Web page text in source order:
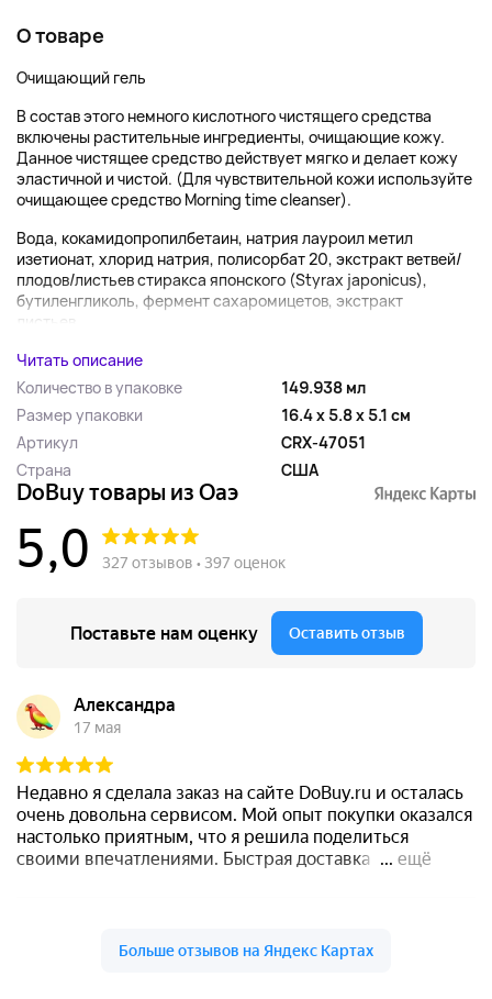
О товаре
Очищающий гель
В состав этого немного кислотного чистящего средства
включены растительные ингредиенты, очищающие кожу.
Данное чистящее средство действует мягко и делает кожу
эластичной и чистой. (Для чувствительной кожи используйте
очищающее средство Morning time cleanser).
Вода, кокамидопропилбетаин, натрия лауроил метил
изетионат, хлорид натрия, полисорбат 20, экстракт ветвей/
плодов/листьев стиракса японского (Styrax japonicus),
бутиленгликоль, фермент сахаромицетов, экстракт
листьев...
Читать описание
Количество в упаковке
149.938 мл
Размер упаковки
16.4 x 5.8 x 5.1 см
Артикул
CRX-47051
Страна
США